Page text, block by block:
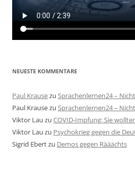
NEUESTE KOMMENTARE
Paul Krausezu Sprachenlernen24 –
Paul Krausezu Sprachenlernen24 –
Viktor Lau zu COVID-Impfung: Sie
Viktor Lau zu Psychokrieg gegen die
Sigrid Ebertzu Demos gegen Rääächts